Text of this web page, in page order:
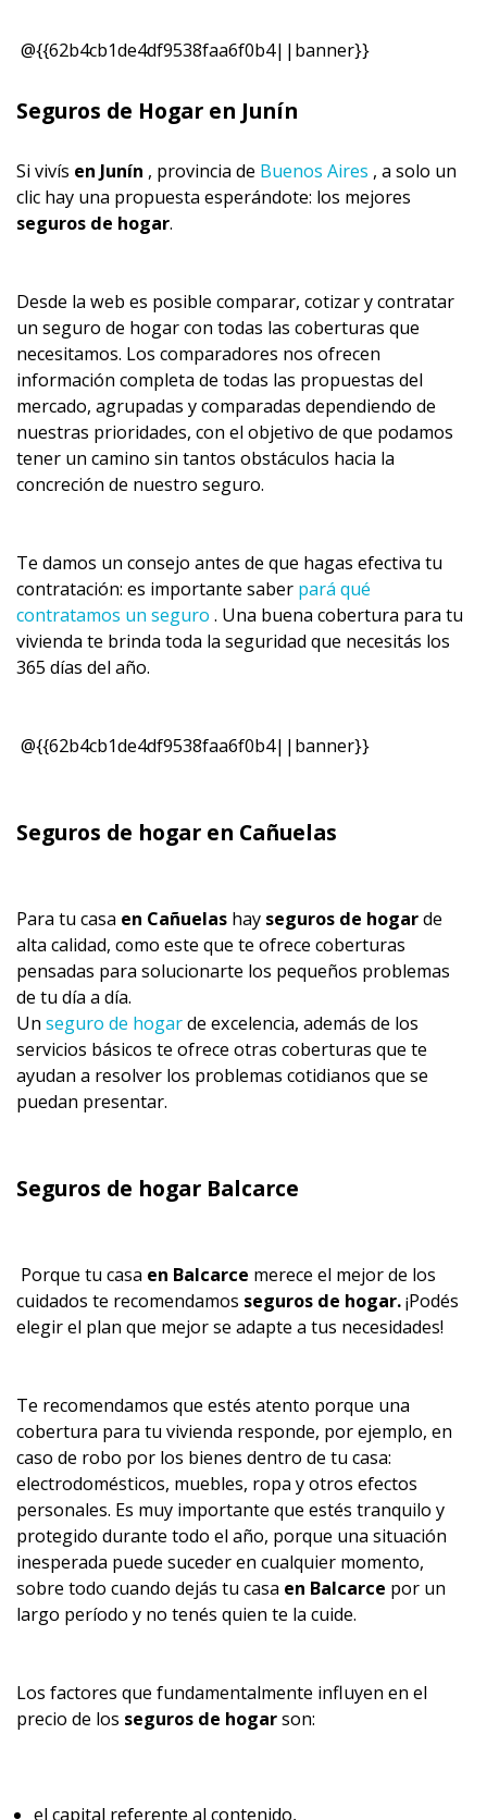
@{{62b4cb1de4df9538faa6f0b4||banner}}
Seguros de Hogar en Junín
Si vivís en Junín , provincia de Buenos Aires , a solo un
clic hay una propuesta esperándote: los mejores
seguros de hogar.
Desde la web es posible comparar, cotizar y contratar
un seguro de hogar con todas las coberturas que
necesitamos. Los comparadores nos ofrecen
información completa de todas las propuestas del
mercado, agrupadas y comparadas dependiendo de
nuestras prioridades, con el objetivo de que podamos
tener un camino sin tantos obstáculos hacia la
concreción de nuestro seguro.
Te damos un consejo antes de que hagas efectiva tu
contratación: es importante saber pará qué
contratamos un seguro . Una buena cobertura para tu
vivienda te brinda toda la seguridad que necesitás los
365 días del año.
@{{62b4cb1de4df9538faa6f0b4||banner}}
Seguros de hogar en Cañuelas
Para tu casa en Cañuelas hay seguros de hogarde
alta calidad, como este que te ofrece coberturas
pensadas para solucionarte los pequeños problemas
de tu día a día.
Un seguro de hogarde excelencia, además de los
servicios básicos te ofrece otras coberturas que te
ayudan a resolver los problemas cotidianos que se
puedan presentar.
Seguros de hogar Balcarce
Porque tu casa en Balcarce merece el mejor de los
cuidados te recomendamos seguros de hogar.¡Podés
elegir el plan que mejor se adapte a tus necesidades!
Te recomendamos que estés atento porque una
cobertura para tu vivienda responde, por ejemplo, en
caso de robo por los bienes dentro de tu casa:
electrodomésticos, muebles, ropa y otros efectos
personales. Es muy importante que estés tranquilo y
protegido durante todo el año, porque una situación
inesperada puede suceder en cualquier momento,
sobre todo cuando dejás tu casa en Balcarce por un
largo período y no tenés quien te la cuide.
Los factores que fundamentalmente influyen en el
precio de los seguros de hogarson:
el capital referente al contenido,